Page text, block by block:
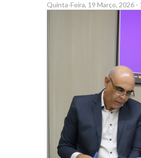
Quinta-Feira, 19 Março, 2026 -